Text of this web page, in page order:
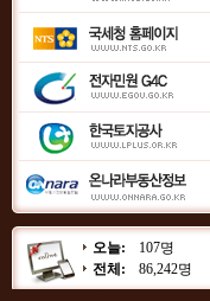
오늘:
107명
전체:
86,242명